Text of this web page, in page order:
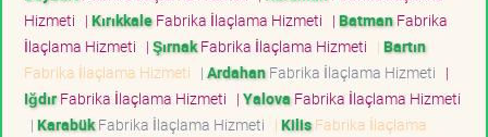
Hizmeti | KırıkkaleFabrika İlaçlama Hizmeti | BatmanFabrika
İlaçlama Hizmeti | ŞırnakFabrika İlaçlama Hizmeti | Bartın
Fabrika İlaçlama Hizmeti | ArdahanFabrika İlaçlama Hizmeti |
IğdırFabrika İlaçlama Hizmeti | Yalova Fabrika İlaçlama Hizmeti
| KarabükFabrika İlaçlama Hizmeti | KilisFabrika İlaçlama